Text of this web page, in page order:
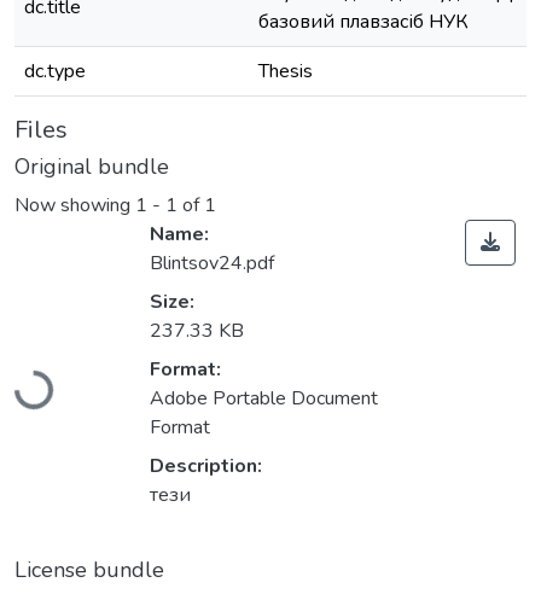
dc.title
базовий плавзасіб НУК
dc.type
Thesis
Files
Original bundle
Now showing 1 - 1 of 1
Loading...
Name:
Blintsov24.pdf
Size:
237.33 KB
Format:
Adobe Portable Document
Format
Description:
тези
License bundle